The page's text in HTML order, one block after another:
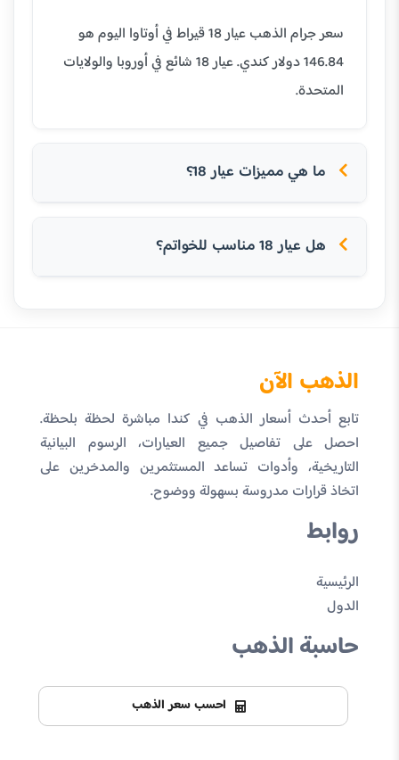
سعر جرام الذهب عيار 18 قيراط في أوتاوا اليوم هو
146.84 دولار كندي. عيار 18 شائع في أوروبا والولايات
المتحدة.
ما هي مميزات عيار 18؟
هل عيار 18 مناسب للخواتم؟
الذهب الآن
تابع أحدث أسعار الذهب في كندا مباشرة لحظة بلحظة.
احصل على تفاصيل جميع العيارات، الرسوم البيانية
التاريخية، وأدوات تساعد المستثمرين والمدخرين على
اتخاذ قرارات مدروسة بسهولة ووضوح.
روابط
الرئيسية
الدول
حاسبة الذهب
احسب سعر الذهب